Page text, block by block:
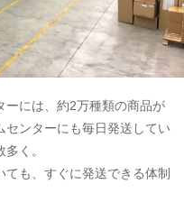
ーには、約2万種類の商品が
ンターにも毎日発送してい
く。
も、すぐに発送できる体制